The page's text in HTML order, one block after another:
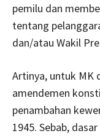
pemilu dan
tentang
dan/atau Wakil
Artinya, untuk MK
amendemen
penambahan
1945. Sebab,